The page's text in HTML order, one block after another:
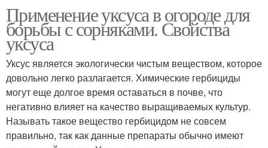
Уксус против сорняков Сорняки на огороде
Рецепт против
сорняков
Уксус против бурьяна
Стойкие сорняки Йод от сорняков
Применение уксуса в огороде для
борьбы с сорняками. Свойства
уксуса
Уксус является экологически чистым веществом, которое
довольно легко разлагается. Химические гербициды
могут еще долгое время оставаться в почве, что
негативно влияет на качество выращиваемых культур.
Называть такое вещество гербицидом не совсем
правильно, так как данные препараты обычно имеют